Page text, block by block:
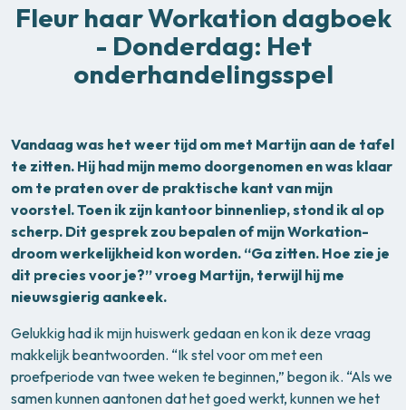
Fleur haar Workation dagboek
- Donderdag: Het
onderhandelingsspel
Vandaag was het weer tijd om met Martijn aan de tafel
te zitten. Hij had mijn memo doorgenomen en was klaar
om te praten over de praktische kant van mijn
voorstel. Toen ik zijn kantoor binnenliep, stond ik al op
scherp. Dit gesprek zou bepalen of mijn Workation-
droom werkelijkheid kon worden. “Ga zitten. Hoe zie je
dit precies voor je?” vroeg Martijn, terwijl hij me
nieuwsgierig aankeek.
Gelukkig had ik mijn huiswerk gedaan en kon ik deze vraag
makkelijk beantwoorden. “Ik stel voor om met een
proefperiode van twee weken te beginnen,” begon ik. “Als we
samen kunnen aantonen dat het goed werkt, kunnen we het